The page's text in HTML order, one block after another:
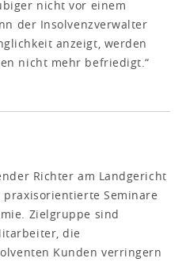
nicht vor einem
der Insolvenzverwalter
anzeigt, werden
nicht mehr befriedigt.“
Richter am Landgericht
Seminare
Zielgruppe sind
die
Kunden verringern